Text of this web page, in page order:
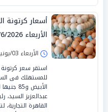
أسعار كرتونة
الأربعاء 3/6/2026
الأربعاء 03/يونيو/2026 - 10:30 ص
الأبيض
عبدالعزيز السيد،
القاهرة